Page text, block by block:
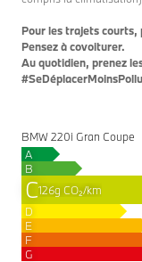
Pour les trajets courts,
Pensez à covoiturer.
Au quotidien, prenez
BMW 220i Gran Coupe
A
B
C126g CO₂/km
D
E
F
G